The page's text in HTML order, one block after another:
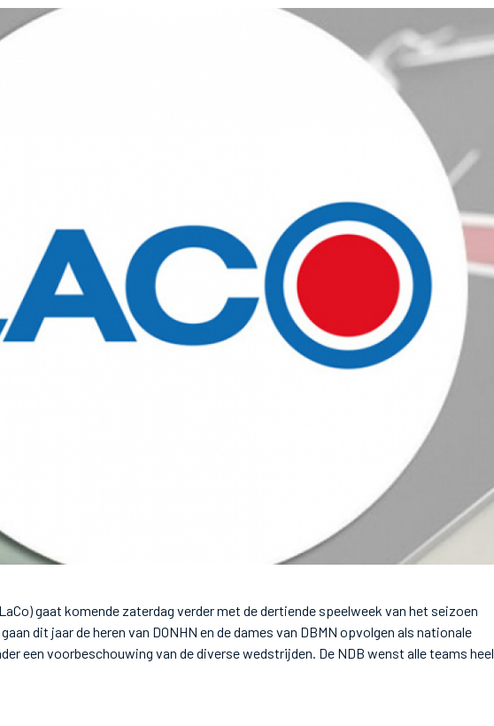
gaat komende zaterdag verder met de dertiende speelweek van het seizoen
dit jaar de heren van DONHN en de dames van DBMN opvolgen als nationale
een voorbeschouwing van de diverse wedstrijden. De NDB wenst alle teams heel